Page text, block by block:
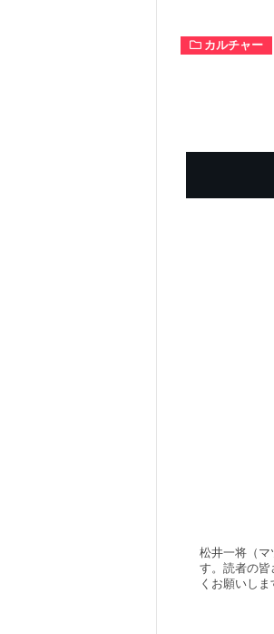
カルチャー
松井一将（マ
す。読者の皆
くお願いしま